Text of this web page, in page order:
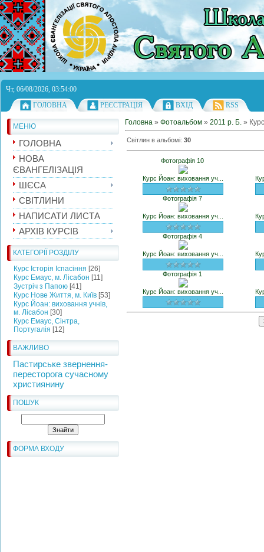
Чт, 06/08/2026, 03:54:00
ГОЛОВНА
РЕЄСТРАЦІЯ ВХІД RSS
МЕНЮ
ГОЛОВНА
НОВА
ЄВАНГЕЛІЗАЦІЯ
ШЄСА
СВІТЛИНИ
НАПИСАТИ ЛИСТА
АРХІВ КУРСІВ
КАТЕГОРІЇ РОЗДІЛУ
Курс Історія Іспасіння [26]
Курс Емаус, м. Лісабон [11]
Зустріч з Папою [41]
Курс Нове Життя, м. Київ [53]
Курс Йоан: виховання учнів,
м. Лісабон [30]
Курс Емаус, Сінтра,
Португалія [12]
ВАЖЛИВО
Пастирське звернення-
пересторога сучасному
християнину
ПОШУК
ФОРМА ВХОДУ
Головна » Фотоальбом » 2011 р. Б. »
Світлин в альбомі: 30
Фотографія 10
Курс Йоан: виховання уч...
Фотографія 7
Курс Йоан: виховання уч...
Фотографія 4
Курс Йоан: виховання уч...
Фотографія 1
Курс Йоан: виховання уч...